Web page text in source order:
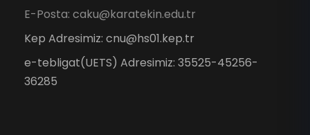
E-Posta: caku@karatekin.edu.tr
Kep Adresimiz: cnu@hs01.kep.tr
e-tebligat(UETS) Adresimiz: 35525-45256-
36285